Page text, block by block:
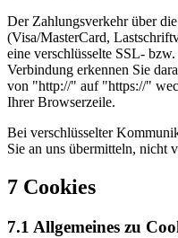
Der Zahlungsverkehr über
(Visa/MasterCard,
eine verschlüsselte SSL-
Verbindung erkennen Sie
von "http://" auf "https://"
Ihrer Browserzeile.
Bei verschlüsselter
Sie an uns übermitteln, nicht
7 Cookies
7.1 Allgemeines zu